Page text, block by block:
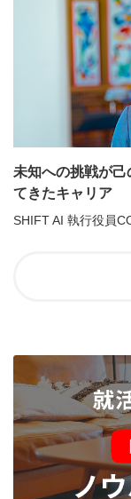
未知への挑戦が
てきたキャリア
SHIFT AI 執行役員